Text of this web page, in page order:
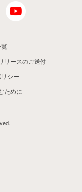
覧
リースのご送付
シー
ために